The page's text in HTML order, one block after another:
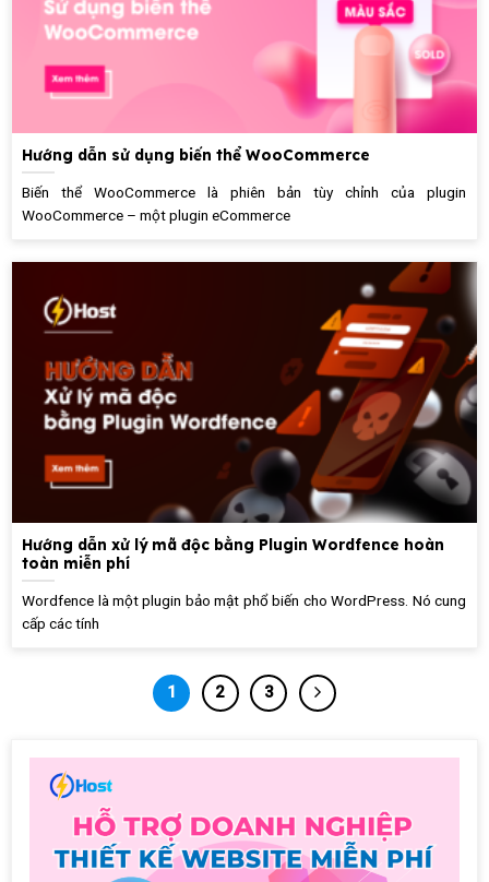
Hướng dẫn sử dụng biến thể WooCommerce
Biến thể WooCommerce là phiên bản tùy chỉnh của plugin
WooCommerce – một plugin eCommerce
Hướng dẫn xử lý mã độc bằng Plugin Wordfence hoàn
toàn miễn phí
Wordfence là một plugin bảo mật phổ biến cho WordPress. Nó cung
cấp các tính
1 2 3